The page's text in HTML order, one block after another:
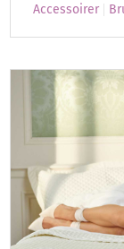
Accessoirer